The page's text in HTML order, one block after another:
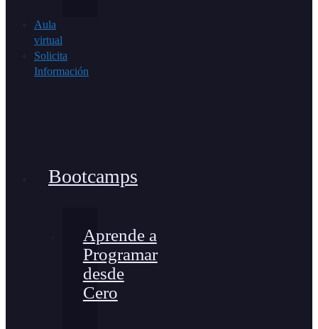
Aula
virtual
Solicita
Información
Bootcamps
Aprende a
Programar
desde
Cero